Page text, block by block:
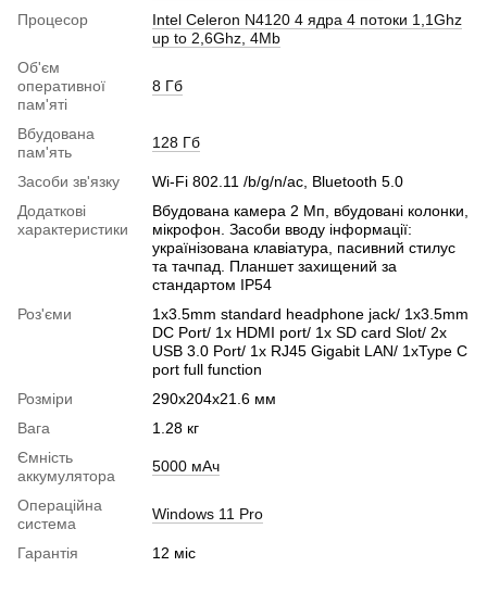
Процесор
Intel Celeron N4120 4 ядра 4 потоки 1,1Ghz
up to 2,6Ghz, 4Mb
Об'єм
оперативної
пам'яті
8 Гб
Вбудована
пам'ять
128 Гб
Засоби зв'язку
Wi-Fi 802.11 /b/g/n/ac, Bluetooth 5.0
Додаткові
характеристики
Вбудована камера 2 Мп, вбудовані колонки,
мікрофон. Засоби вводу інформації:
українізована клавіатура, пасивний стилус
та тачпад. Планшет захищений за
стандартом IP54
Роз'єми
1x3.5mm standard headphone jack/ 1x3.5mm
DC Port/ 1x HDMI port/ 1x SD card Slot/ 2x
USB 3.0 Port/ 1x RJ45 Gigabit LAN/ 1xType C
port full function
Розміри
290x204x21.6 мм
Вага
1.28 кг
Ємність
аккумулятора
5000 мАч
Операційна
система
Windows 11 Pro
Гарантія 12 міс